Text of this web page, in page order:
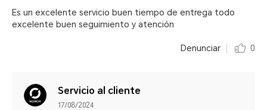
Es un excelente servicio buen tiempo de entrega todo
excelente buen seguimiento y atención
Denunciar 0
Servicio al cliente
17/08/2024